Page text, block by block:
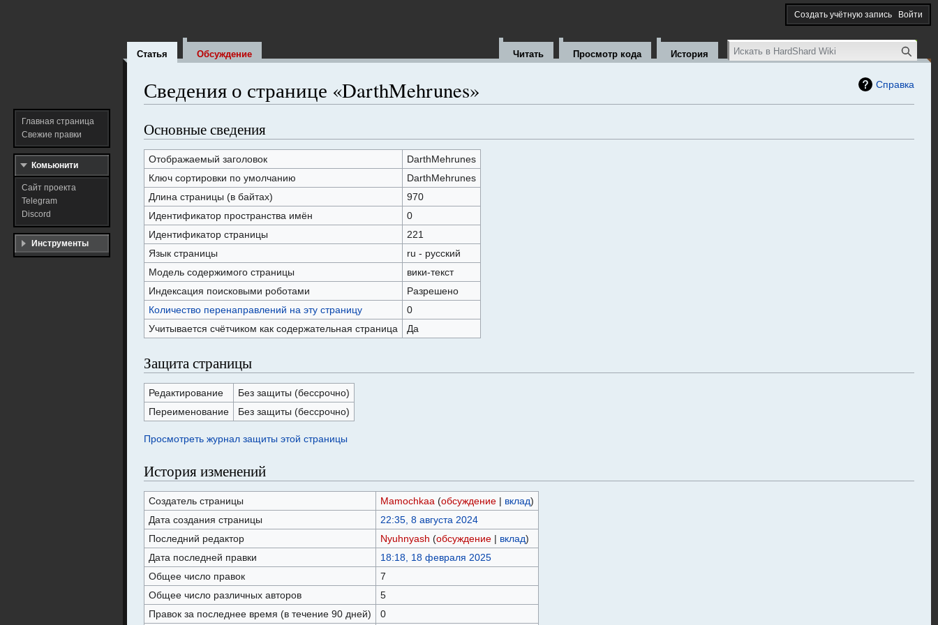
Справка
Сведения о странице «DarthMehrunes»
Перейти
к
навигации
Перейти
к
поиску
Основные сведения
Отображаемый заголовок
DarthMehrunes
Ключ сортировки по умолчанию
DarthMehrunes
Длина страницы (в байтах)
970
Идентификатор пространства имён
0
Идентификатор страницы
221
Язык страницы
ru - русский
Модель содержимого страницы
вики-текст
Индексация поисковыми роботами
Разрешено
Количество перенаправлений на эту страницу
0
Учитывается счётчиком как содержательная страница
Да
Защита страницы
Редактирование
Без защиты (бессрочно)
Переименование
Без защиты (бессрочно)
Просмотреть журнал защиты этой страницы
История изменений
Создатель страницы Mamochkaa (обсуждение| вклад)
Дата создания страницы
22:35, 8 августа 2024
Последний редактор
Nyuhnyash (обсуждение| вклад)
Дата последней правки
18:18, 18 февраля 2025
Общее число правок
7
Общее число различных авторов
5
Правок за последнее время (в течение 90 дней)
0
Создать учётную запись Войти
Статья Обсуждение Читать Просмотр кода История
Поиск
Главная страница
Свежие правки
Комьюнити
Сайт проекта
Telegram
Discord
Инструменты